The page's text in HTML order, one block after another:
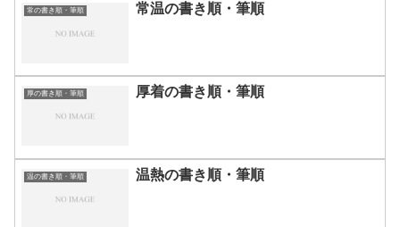
常の書き順・筆順 常温の書き順・筆順
厚の書き順・筆順 厚着の書き順・筆順
温の書き順・筆順 温熱の書き順・筆順